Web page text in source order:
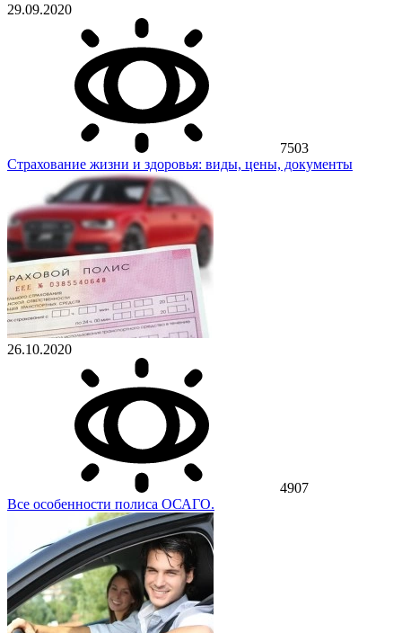
29.09.2020
7503
Страхование жизни и здоровья: виды, цены, документы
26.10.2020
4907
Все особенности полиса ОСАГО.